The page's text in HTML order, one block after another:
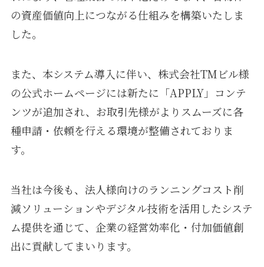
の資産価値向上につながる仕組みを構築いたしま
した。
また、本システム導入に伴い、株式会社TMビル様
の公式ホームページには新たに「APPLY」コンテ
ンツが追加され、お取引先様がよりスムーズに各
種申請・依頼を行える環境が整備されておりま
す。
当社は今後も、法人様向けのランニングコスト削
減ソリューションやデジタル技術を活用したシステ
ム提供を通じて、企業の経営効率化・付加価値創
出に貢献してまいります。